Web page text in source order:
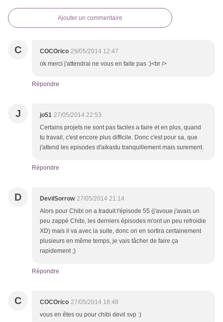
Ajouter un commentaire
C COCOrico 29/05/2014 12:47
ok merci j'attendrai ne vous en faite pas :)<br />
Répondre
J jo51 27/05/2014 22:53
Certains projets ne sont pas faciles a faire et en plus, quand
tu travail, c'est encore plus difficile. Donc c'est pour sa, que
j'attend les episodes d'aikastu tranquillement mais surement.
Répondre
D DevilSorrow 27/05/2014 21:14
Alors pour Chibi on a traduit l'épisode 55 (j'avoue j'avais un
peu zappé Chibi, les derniers épisodes m'ont un peu refroidie
XD) mais il va avec la suite, donc on en sortira certainement
plusieurs en même temps, je vais tâcher de faire ça
rapidement ;)
Répondre
C COCOrico 27/05/2014 18:48
vous en êtes ou pour chibi devil svp :)